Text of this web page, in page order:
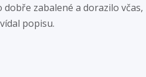
dobře zabalené a dorazilo včas,
popisu.